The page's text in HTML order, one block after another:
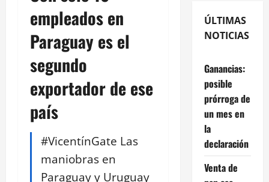
empleados en
Paraguay es el
segundo
exportador de ese
país
#VicentínGate Las
maniobras en
Paraguay y Uruguay
ÚLTIMAS
NOTICIAS
Ganancias:
posible
prórroga de
un mes en
la
declaración
Venta de